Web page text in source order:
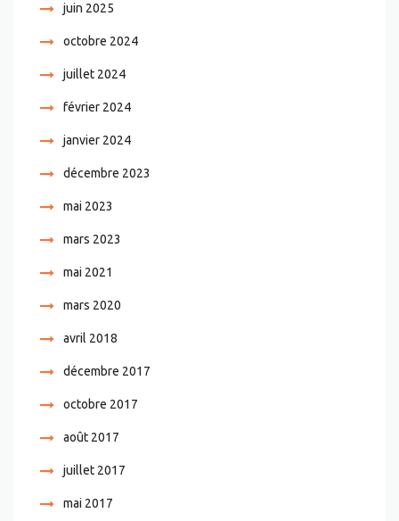
juin 2025
octobre 2024
juillet 2024
février 2024
janvier 2024
décembre 2023
mai 2023
mars 2023
mai 2021
mars 2020
avril 2018
décembre 2017
octobre 2017
août 2017
juillet 2017
mai 2017